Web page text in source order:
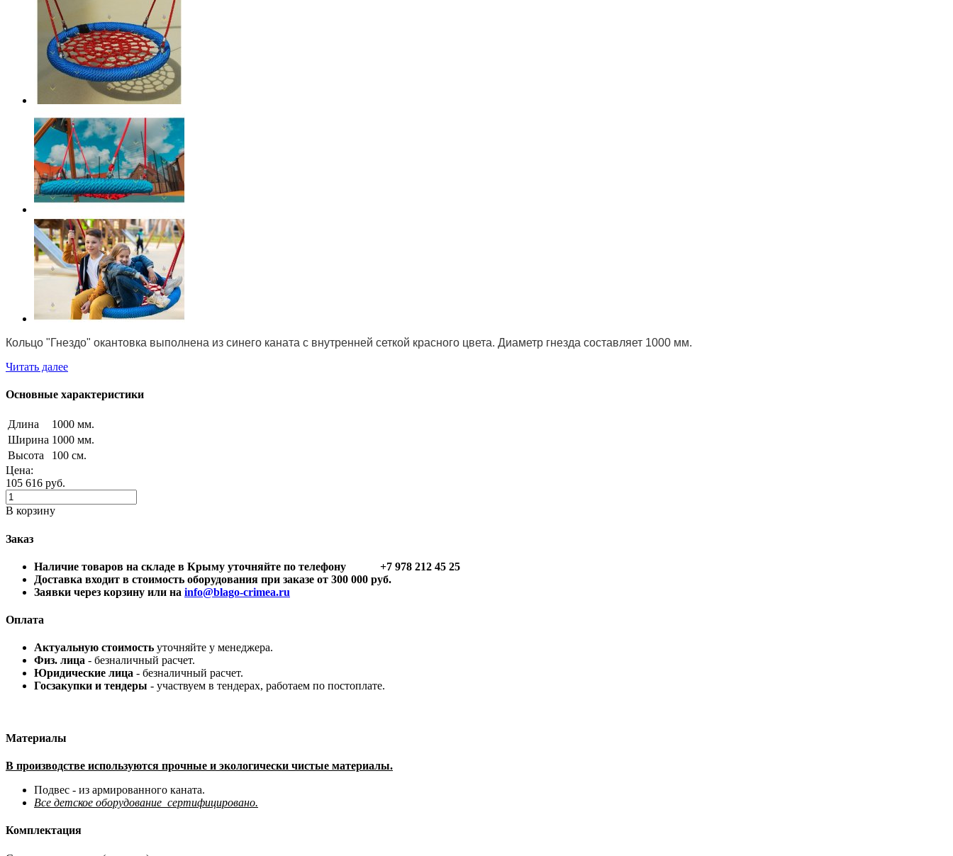
Кольцо "Гнездо" окантовка выполнена из синего каната с внутренней сеткой красного цвета. Диаметр гнезда составляет 1000 мм.
Читать далее
Основные характеристики
Длина
1000 мм.
Ширина 1000 мм.
Высота
100 см.
Цена:
105 616 руб.
В корзину
Заказ
Наличие товаров на складе в Крыму уточняйте по телефону +7 978 212 45 25
Доставка входит в стоимость оборудования при заказе от 300 000 руб.
Заявки через корзину или на info@blago-crimea.ru
Оплата
Актуальную стоимость уточняйте у менеджера.
Физ. лица - безналичный расчет.
Юридические лица - безналичный расчет.
Госзакупки и тендеры - участвуем в тендерах, работаем по постоплате.
Материалы
В производстве используются прочные и экологически чистые материалы.
Подвес - из армированного каната.
Все детское оборудование сертифицировано.
Комплектация